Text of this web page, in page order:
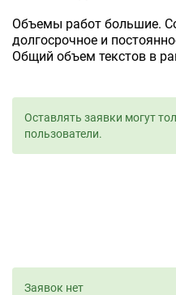
Объемы работ большие.
долгосрочное и
Общий объем текстов в
Оставлять заявки могут
пользователи.
Заявок нет